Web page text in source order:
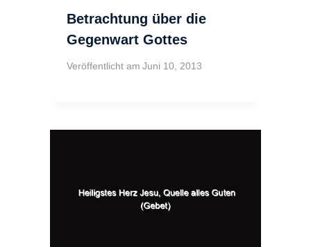
Betrachtung über die
Gegenwart Gottes
Veröffentlicht am Juni 10, 2013